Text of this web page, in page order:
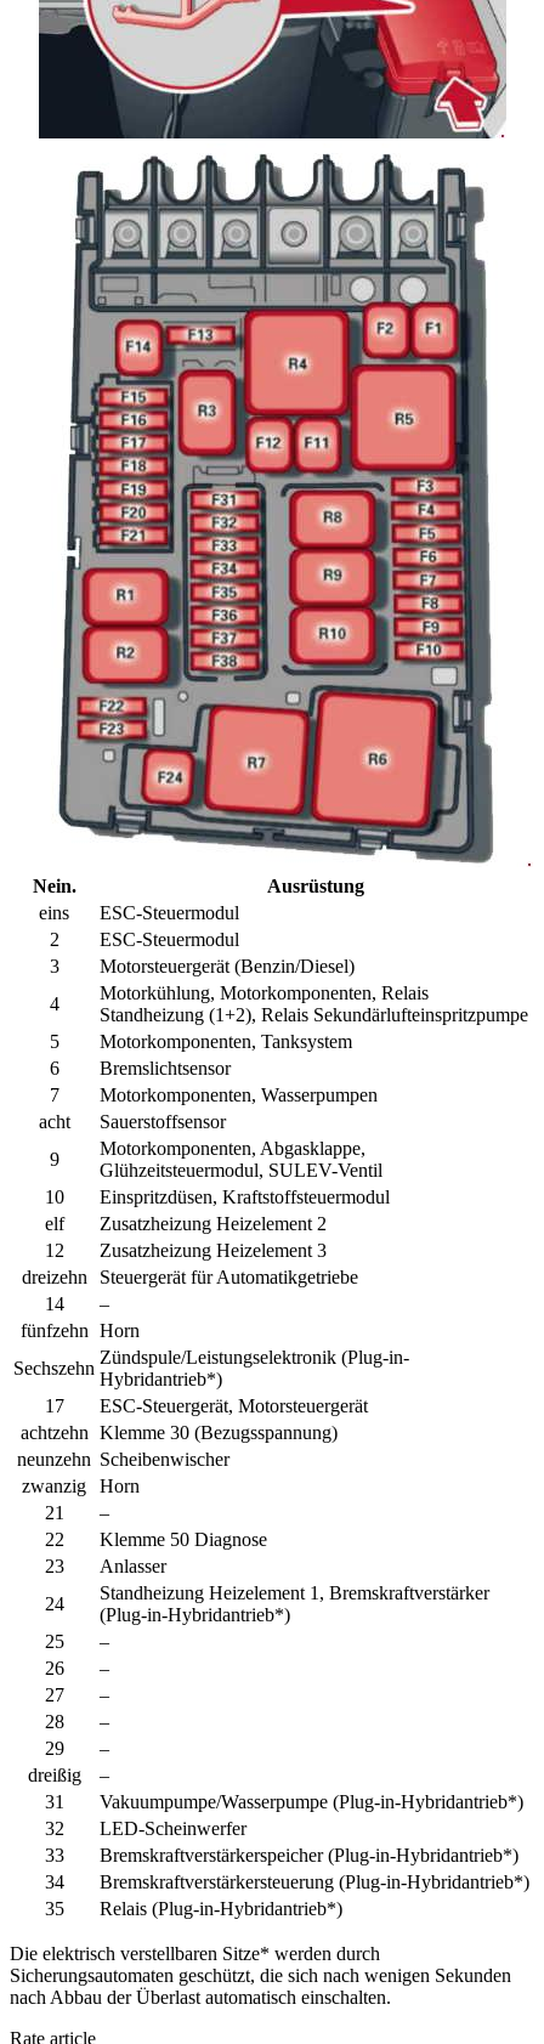
Nein.
Ausrüstung
eins
ESC-Steuermodul
2
ESC-Steuermodul
3
Motorsteuergerät (Benzin/Diesel)
4
Motorkühlung, Motorkomponenten, Relais
Standheizung (1+2), Relais Sekundärlufteinspritzpumpe
5
Motorkomponenten, Tanksystem
6
Bremslichtsensor
7
Motorkomponenten, Wasserpumpen
acht
Sauerstoffsensor
9
Motorkomponenten, Abgasklappe,
Glühzeitsteuermodul, SULEV-Ventil
10
Einspritzdüsen, Kraftstoffsteuermodul
elf
Zusatzheizung Heizelement 2
12
Zusatzheizung Heizelement 3
dreizehn
Steuergerät für Automatikgetriebe
14
–
fünfzehn Horn
Sechszehn
Zündspule/Leistungselektronik (Plug-in-
Hybridantrieb*)
17
ESC-Steuergerät, Motorsteuergerät
achtzehn Klemme 30 (Bezugsspannung)
neunzehn Scheibenwischer
zwanzig
Horn
21
–
22
Klemme 50 Diagnose
23
Anlasser
24
Standheizung Heizelement 1, Bremskraftverstärker
(Plug-in-Hybridantrieb*)
25
–
26
–
27
–
28
–
29
–
dreißig
–
31
Vakuumpumpe/Wasserpumpe (Plug-in-Hybridantrieb*)
32
LED-Scheinwerfer
33
Bremskraftverstärkerspeicher (Plug-in-Hybridantrieb*)
34
Bremskraftverstärkersteuerung (Plug-in-Hybridantrieb*)
35
Relais (Plug-in-Hybridantrieb*)
Die elektrisch verstellbaren Sitze* werden durch
Sicherungsautomaten geschützt, die sich nach wenigen Sekunden
nach Abbau der Überlast automatisch einschalten.
Rate article